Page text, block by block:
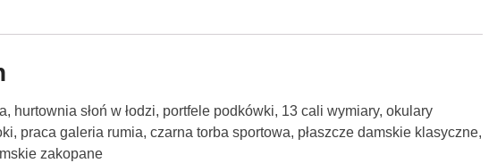
hurtownia słoń w łodzi, portfele podkówki, 13 cali wymiary, okulary
praca galeria rumia, czarna torba sportowa, płaszcze damskie klasyczne,
zakopane